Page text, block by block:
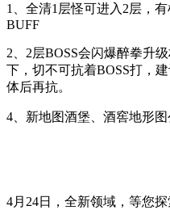
1、全清1层怪可进入2层，
BUFF
2、2层BOSS会闪爆醉拳升
下，切不可抗着BOSS打，
体后再抗。
4、新地图酒堡、酒窖地形
4月24日，全新领域，等您